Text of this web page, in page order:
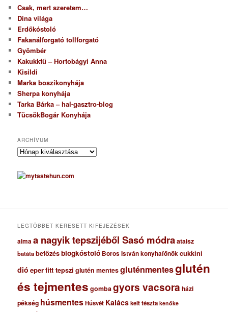
Csak, mert szeretem…
Dina világa
Erdőkóstoló
Fakanálforgató tollforgató
Gyömbér
Kakukkfű – Hortobágyi Anna
Kisildi
Marka boszikonyhája
Sherpa konyhája
Tarka Bárka – hal-gasztro-blog
TücsökBogár Konyhája
ARCHÍVUM
A
c
h
u
LEGTÖBBET KERESETT KIFEJEZÉSEK
almaa nagyik tepszijéből Sasó módraataisz
batáta befőzésblogkóstoló Boros István konyhafőnökcukkini
dió eperfitt tepszi glutén mentesgluténmentesglutén
és tejmentes gombagyors vacsora házi
pékség húsmentesHúsvét Kalácskelt tészta kenőke